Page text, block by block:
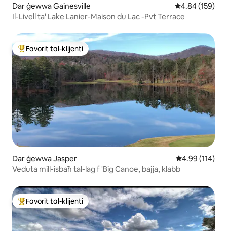
Dar ġewwa Gainesville Rating medju
4.84 (159)
Il-Livell ta' Lake Lanier-Maison du Lac -Pvt Terrace
Wieħed mill-aqwa favoriti tal-klijenti
Favorit tal-klijenti
Dar ġewwa Jasper Rating medju
4.99 (114)
Veduta mill-isbaħ tal-lag f 'Big Canoe, bajja, klabb
Wieħed mill-aqwa favoriti tal-klijenti
Favorit tal-klijenti